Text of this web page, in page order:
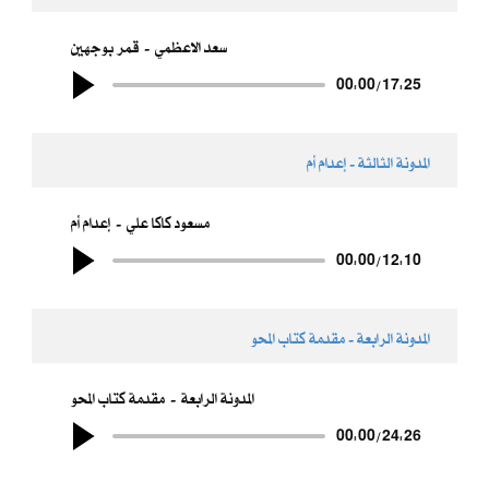
قمر بوجهين سعد الاعظمي
00:00/17:25
المدونة الثالثة - إعدام أم
إعدام أم مسعود كاكا علي
00:00/12:10
المدونة الرابعة - مقدمة كتاب المحو
مقدمة كتاب المحو المدونة الرابعة
00:00/24:26